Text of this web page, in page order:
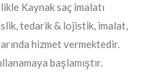
Kaynak saç imalatı
tedarik & lojistik, imalat,
hizmet vermektedir.
başlamıştır.